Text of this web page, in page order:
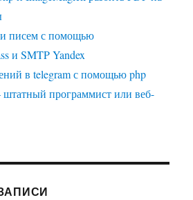
писем с помощью
и SMTP Yandex
в telegram с помощью php
программист или веб-